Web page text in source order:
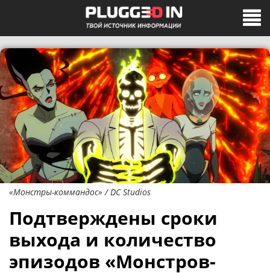
«Монстры-коммандос» / DC Studios
Подтверждены сроки
выхода и количество
эпизодов «Монстров-